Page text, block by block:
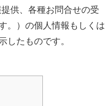
供、各種お問合せの受
。）の個人情報もしくは
したものです。